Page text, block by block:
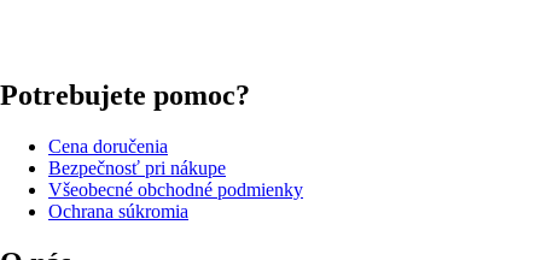
Potrebujete pomoc?
Cena doručenia
Bezpečnosť pri nákupe
Všeobecné obchodné podmienky
Ochrana súkromia